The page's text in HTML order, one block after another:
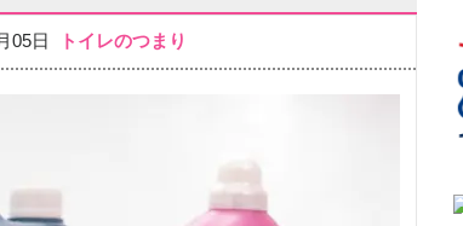
05日 トイレのつまり